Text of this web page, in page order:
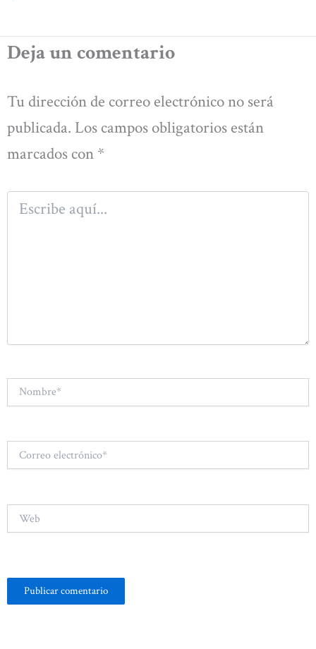
Deja un comentario
Tu dirección de correo electrónico no será
publicada. Los campos obligatorios están
marcados con *
aquí...
electrónico*